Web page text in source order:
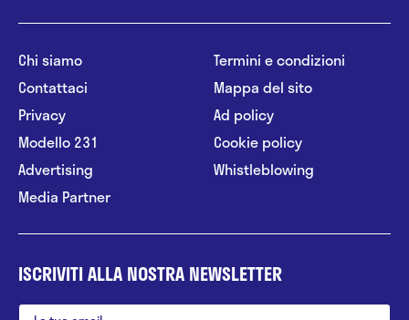
Chi siamo
Contattaci
Privacy
Modello 231
Advertising
Media Partner
Termini e condizioni
Mappa del sito
Ad policy
Cookie policy
Whistleblowing
ISCRIVITI ALLA NOSTRA NEWSLETTER